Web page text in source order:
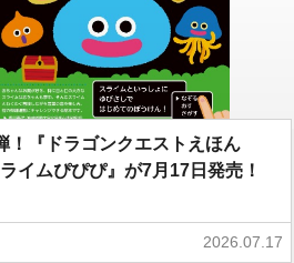
出版
！『ドラゴンクエストえほん
イムぴぴぴ』が7月17日発売！
2026.07.17